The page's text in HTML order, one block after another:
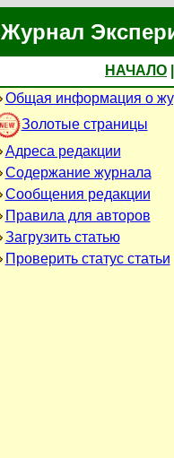
Журнал
НАЧАЛО
Общая информация о
Золотые страницы
Адреса редакции
Содержание журнала
Сообщения редакции
Правила для авторов
Загрузить статью
Проверить статус статьи